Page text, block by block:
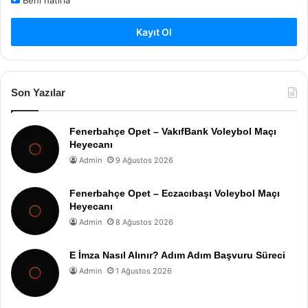
Kayıt Ol
Son Yazılar
Fenerbahçe Opet – VakıfBank Voleybol Maçı
Heyecanı
Admin 9 Ağustos 2026
Fenerbahçe Opet – Eczacıbaşı Voleybol Maçı
Heyecanı
Admin 8 Ağustos 2026
E İmza Nasıl Alınır? Adım Adım Başvuru Süreci
Admin 1 Ağustos 2026